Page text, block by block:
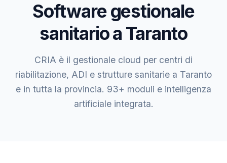
Software gestionale
sanitario a Taranto
CRIA è il gestionale cloud per centri di
riabilitazione, ADI e strutture sanitarie a Taranto
e in tutta la provincia. 93+ moduli e intelligenza
artificiale integrata.